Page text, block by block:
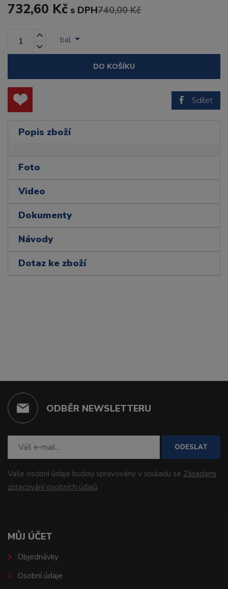
732,60 Kč s DPH740,00 Kč
bal
DO KOŠÍKU
Sdílet
Popis zboží
Foto
Video
Dokumenty
Návody
Dotaz ke zboží
ODBĚR NEWSLETTERU
ODESLAT
Vaše osobní údaje budou spravovány v souladu se Zásadami
zpracování osobních údajů.
MŮJ ÚČET
Objednávky
Osobní údaje